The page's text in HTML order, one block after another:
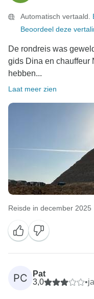
Automatisch vertaald.
Beoordeel deze
De rondreis was
gids Dina en chauffeur
hebben...
Laat meer zien
Reisde in december 2025
PC
Pat
3,0
•